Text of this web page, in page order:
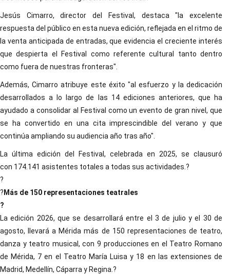
Jesús Cimarro, director del Festival, destaca "la excelente
respuesta del público en esta nueva edición, reflejada en el ritmo de
la venta anticipada de entradas, que evidencia el creciente interés
que despierta el Festival como referente cultural tanto dentro
como fuera de nuestras fronteras".
Además, Cimarro atribuye este éxito "al esfuerzo y la dedicación
desarrollados a lo largo de las 14 ediciones anteriores, que ha
ayudado a consolidar al Festival como un evento de gran nivel, que
se ha convertido en una cita imprescindible del verano y que
continúa ampliando su audiencia año tras año".
La última edición del Festival, celebrada en 2025, se clausuró
con 174.141 asistentes totales a todas sus actividades.?
?
? Más de 150 representaciones teatrales
?
La edición 2026, que se desarrollará entre el 3 de julio y el 30 de
agosto, llevará a Mérida más de 150 representaciones de teatro,
danza y teatro musical, con 9 producciones en el Teatro Romano
de Mérida, 7 en el Teatro María Luisa y 18 en las extensiones de
Madrid, Medellín, Cáparra y Regina.?